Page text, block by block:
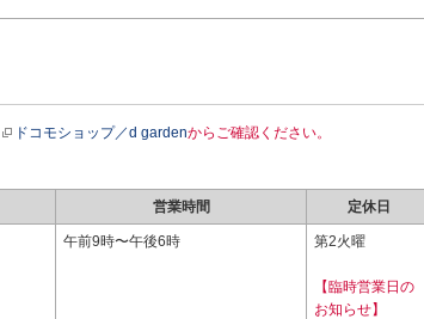
ドコモショップ／d gardenからご確認ください。
営業時間 定休日
午前9時〜午後6時 第2火曜
【臨時営業日の
お知らせ】